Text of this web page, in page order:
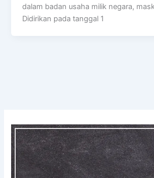
dalam badan usaha milik negara,
Didirikan pada tanggal 1